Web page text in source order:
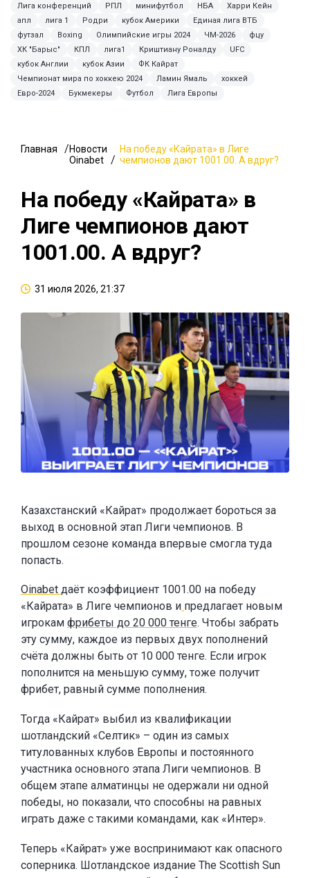
Лига конференций РПЛ минифутбол НБА
Харри Кейн
апл
лига 1 Родри кубок Америки
Единая лига ВТБ
футзал
Boxing Олимпийские игры 2024 ЧМ-2026
фцу
ХК "Барыс"
КПЛ лига1 Криштиану Роналду
UFC
кубок Англии
кубок Азии
ФК Кайрат
Чемпионат мира по хоккею 2024
Ламин Ямаль
хоккей
Евро-2024
Букмекеры Футбол Лига Европы
Главная
Новости
Oinabet
На победу «Кайрата» в Лиге
чемпионов дают 1001.00. А вдруг?
На победу «Кайрата» в
Лиге чемпионов дают
1001.00. А вдруг?
31 июля 2026, 21:37
Казахстанский «Кайрат» продолжает бороться за
выход в основной этап Лиги чемпионов. В
прошлом сезоне команда впервые смогла туда
попасть.
Oinabet даёт коэффициент 1001.00 на победу
«Кайрата» в Лиге чемпионов и предлагает новым
игрокам фрибеты до 20 000 тенге. Чтобы забрать
эту сумму, каждое из первых двух пополнений
счёта должны быть от 10 000 тенге. Если игрок
пополнится на меньшую сумму, тоже получит
фрибет, равный сумме пополнения.
Тогда «Кайрат» выбил из квалификации
шотландский «Селтик» – один из самых
титулованных клубов Европы и постоянного
участника основного этапа Лиги чемпионов. В
общем этапе алматинцы не одержали ни одной
победы, но показали, что способны на равных
играть даже с такими командами, как «Интер».
Теперь «Кайрат» уже воспринимают как опасного
соперника. Шотландское издание The Scottish Sun